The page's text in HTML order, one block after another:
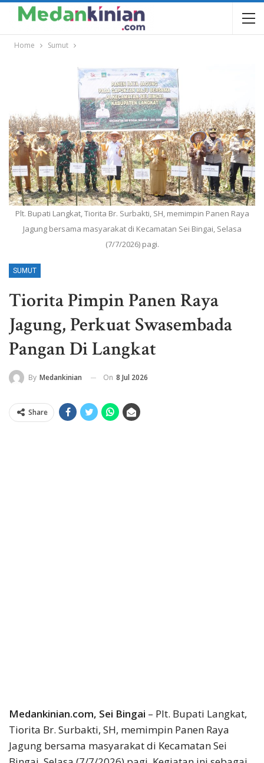
Home Sumut
Plt. Bupati Langkat, Tiorita Br. Surbakti, SH, memimpin Panen Raya
Jagung bersama masyarakat di Kecamatan Sei Bingai, Selasa
(7/7/2026) pagi.
SUMUT
Tiorita Pimpin Panen Raya
Jagung, Perkuat Swasembada
Pangan Di Langkat
By Medankinian On 8 Jul 2026
Share
Medankinian.com, Sei Bingai – Plt. Bupati Langkat,
Tiorita Br. Surbakti, SH, memimpin Panen Raya
Jagung bersama masyarakat di Kecamatan Sei